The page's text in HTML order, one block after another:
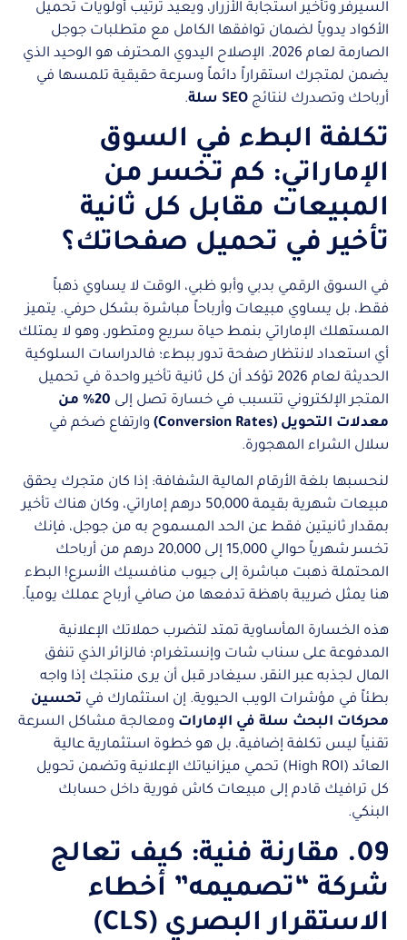
السيرفر وتأخير استجابة الأزرار، ويعيد ترتيب أولويات تحميل
الأكواد يدوياً لضمان توافقها الكامل مع متطلبات جوجل
الصارمة لعام 2026. الإصلاح اليدوي المحترف هو الوحيد الذي
يضمن لمتجرك استقراراً دائماً وسرعة حقيقية تلمسها في
أرباحك وتصدرك لنتائج SEO سلة .
تكلفة البطء في السوق
الإماراتي: كم تخسر من
المبيعات مقابل كل ثانية
تأخير في تحميل صفحاتك؟
في السوق الرقمي بدبي وأبو ظبي، الوقت لا يساوي ذهباً
فقط، بل يساوي مبيعات وأرباحاً مباشرة بشكل حرفي. يتميز
المستهلك الإماراتي بنمط حياة سريع ومتطور، وهو لا يمتلك
أي استعداد لانتظار صفحة تدور ببطء؛ فالدراسات السلوكية
الحديثة لعام 2026 تؤكد أن كل ثانية تأخير واحدة في تحميل
المتجر الإلكتروني تتسبب في خسارة تصل إلى
20% من
معدلات التحويل (Conversion Rates)
وارتفاع ضخم في
سلال الشراء المهجورة.
لنحسبها بلغة الأرقام المالية الشفافة: إذا كان متجرك يحقق
مبيعات شهرية بقيمة 50,000 درهم إماراتي، وكان هناك تأخير
بمقدار ثانيتين فقط عن الحد المسموح به من جوجل، فإنك
تخسر شهرياً حوالي 15,000 إلى 20,000 درهم من أرباحك
المحتملة ذهبت مباشرة إلى جيوب منافسيك الأسرع! البطء
هنا يمثل ضريبة باهظة تدفعها من صافي أرباح عملك يومياً.
هذه الخسارة المأساوية تمتد لتضرب حملاتك الإعلانية
المدفوعة على سناب شات وإنستغرام؛ فالزائر الذي تنفق
المال لجذبه عبر النقر، سيغادر قبل أن يرى منتجك إذا واجه
بطئاً في مؤشرات الويب الحيوية. إن استثمارك في تحسين
محركات البحث سلة في الإمارات ومعالجة مشاكل السرعة
تقنياً ليس تكلفة إضافية، بل هو خطوة استثمارية عالية
العائد (High ROI) تحمي ميزانياتك الإعلانية وتضمن تحويل
كل ترافيك قادم إلى مبيعات كاش فورية داخل حسابك
البنكي.
09. مقارنة فنية: كيف تعالج
شركة “تصميمه” أخطاء
الاستقرار البصري (CLS)